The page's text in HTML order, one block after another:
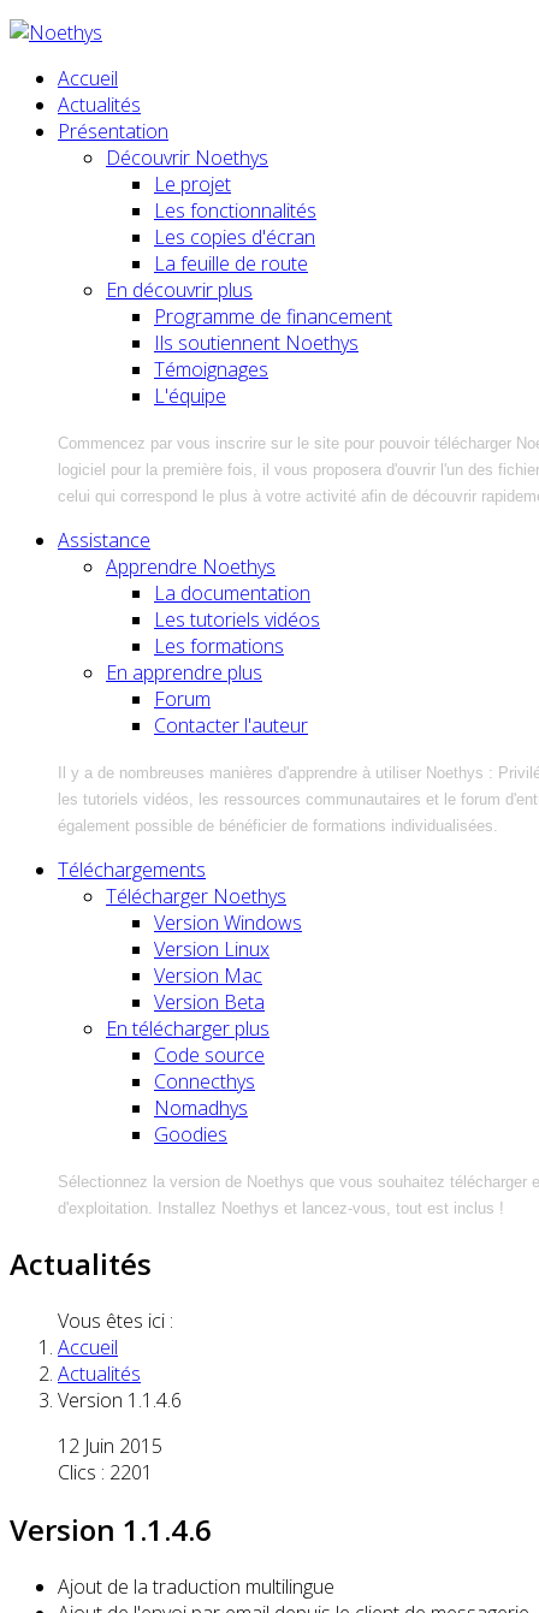
Accueil
Actualités
Présentation
Découvrir Noethys
Le projet
Les fonctionnalités
Les copies d'écran
La feuille de route
En découvrir plus
Programme de financement
Ils soutiennent Noethys
Témoignages
L'équipe
Commencez par vous inscrire sur le site pour pouvoir télécharger
logiciel pour la première fois, il vous proposera d'ouvrir l'un des
celui qui correspond le plus à votre activité afin de découvrir
Assistance
Apprendre Noethys
La documentation
Les tutoriels vidéos
Les formations
En apprendre plus
Forum
Contacter l'auteur
Il y a de nombreuses manières d'apprendre à utiliser Noethys :
les tutoriels vidéos, les ressources communautaires et le forum
également possible de bénéficier de formations individualisées.
Téléchargements
Télécharger Noethys
Version Windows
Version Linux
Version Mac
Version Beta
En télécharger plus
Code source
Connecthys
Nomadhys
Goodies
Sélectionnez la version de Noethys que vous souhaitez télécharger
d'exploitation. Installez Noethys et lancez-vous, tout est inclus !
Actualités
Vous êtes ici :
Accueil
Actualités
Version 1.1.4.6
12 Juin 2015
Clics : 2201
Version 1.1.4.6
Ajout de la traduction multilingue